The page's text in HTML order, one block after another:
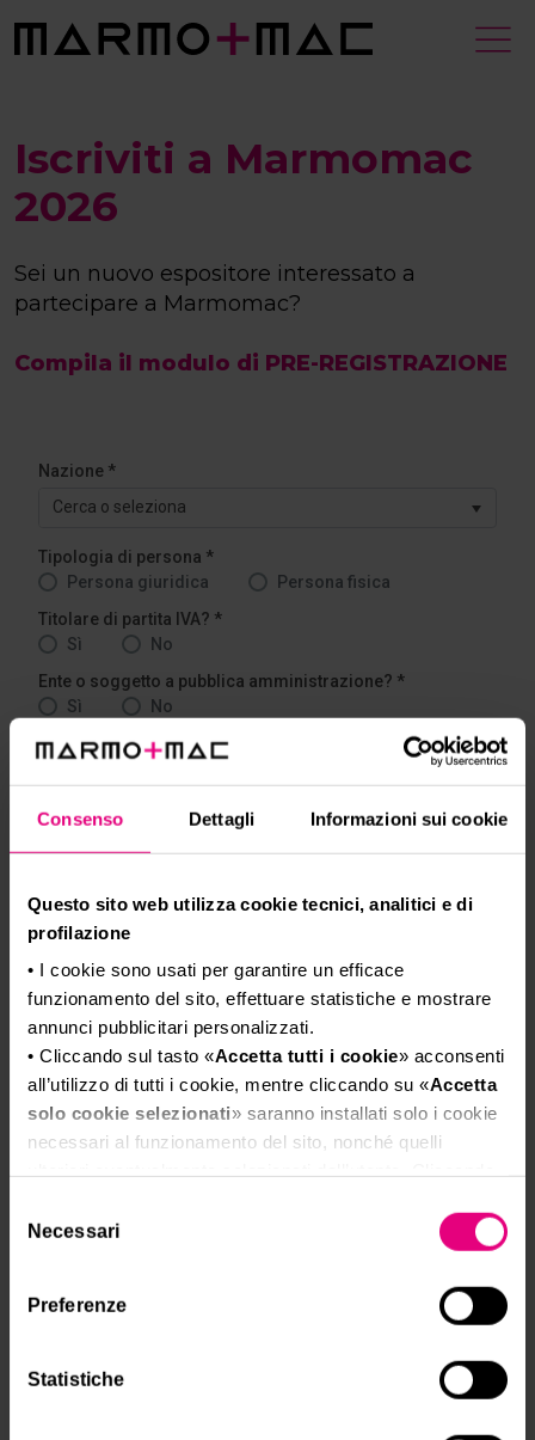
Consenso Dettagli Informazioni sui cookie
Questo sito web utilizza cookie tecnici, analitici e di
profilazione
• I cookie sono usati per garantire un efficace
funzionamento del sito, effettuare statistiche e mostrare
annunci pubblicitari personalizzati.
• Cliccando sul tasto «Accetta tutti i cookie» acconsenti
all’utilizzo di tutti i cookie, mentre cliccando su «Accetta
solo cookie selezionati» saranno installati solo i cookie
necessari al funzionamento del sito, nonché quelli
tecnici.
dettaglio i singoli cookie e le terze parti che installano i
cookie tramite il presente sito.
delNecessari
Preferenze
Statistiche
Iscriviti a Marmomac
2026
Sei un nuovo espositore interessato a
partecipare a Marmomac?
Compila il modulo di PRE-REGISTRAZIONE